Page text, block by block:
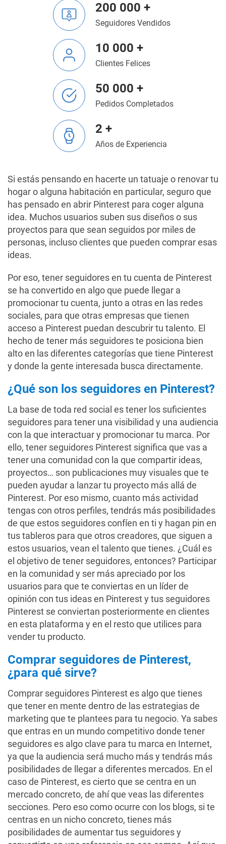
200 000 +
Seguidores Vendidos
10 000 +
Clientes Felices
50 000 +
Pedidos Completados
2 +
Años de Experiencia
Si estás pensando en hacerte un tatuaje o renovar tu
hogar o alguna habitación en particular, seguro que
has pensado en abrir Pinterest para coger alguna
idea. Muchos usuarios suben sus diseños o sus
proyectos para que sean seguidos por miles de
personas, incluso clientes que pueden comprar esas
ideas.
Por eso, tener seguidores en tu cuenta de Pinterest
se ha convertido en algo que puede llegar a
promocionar tu cuenta, junto a otras en las redes
sociales, para que otras empresas que tienen
acceso a Pinterest puedan descubrir tu talento. El
hecho de tener más seguidores te posiciona bien
alto en las diferentes categorías que tiene Pinterest
y donde la gente interesada busca directamente.
¿Qué son los seguidores en Pinterest?
La base de toda red social es tener los suficientes
seguidores para tener una visibilidad y una audiencia
con la que interactuar y promocionar tu marca. Por
ello, tener seguidores Pinterest significa que vas a
tener una comunidad con la que compartir ideas,
proyectos… son publicaciones muy visuales que te
pueden ayudar a lanzar tu proyecto más allá de
Pinterest. Por eso mismo, cuanto más actividad
tengas con otros perfiles, tendrás más posibilidades
de que estos seguidores confíen en ti y hagan pin en
tus tableros para que otros creadores, que siguen a
estos usuarios, vean el talento que tienes. ¿Cuál es
el objetivo de tener seguidores, entonces? Participar
en la comunidad y ser más apreciado por los
usuarios para que te conviertas en un líder de
opinión con tus ideas en Pinterest y tus seguidores
Pinterest se conviertan posteriormente en clientes
en esta plataforma y en el resto que utilices para
vender tu producto.
Comprar seguidores de Pinterest,
¿para qué sirve?
Comprar seguidores Pinterest es algo que tienes
que tener en mente dentro de las estrategias de
marketing que te plantees para tu negocio. Ya sabes
que entras en un mundo competitivo donde tener
seguidores es algo clave para tu marca en Internet,
ya que la audiencia será mucho más y tendrás más
posibilidades de llegar a diferentes mercados. En el
caso de Pinterest, es cierto que se centra en un
mercado concreto, de ahí que veas las diferentes
secciones. Pero eso como ocurre con los blogs, si te
centras en un nicho concreto, tienes más
posibilidades de aumentar tus seguidores y